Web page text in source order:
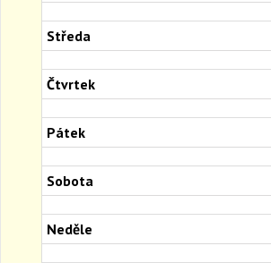
Středa
Čtvrtek
Pátek
Sobota
Neděle